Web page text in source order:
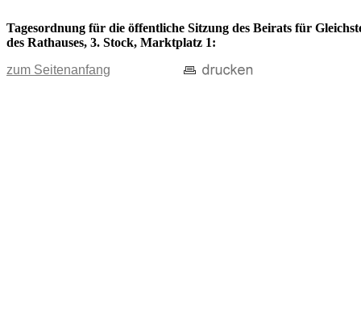
Tagesordnung für die öffentliche Sitzung des Beirats für
des Rathauses, 3. Stock, Marktplatz 1:
zum Seitenanfang